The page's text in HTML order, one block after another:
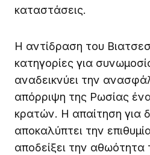
καταστάσεις.
Η αντίδραση του
κατηγορίες για
αναδεικνύει την
απόρριψη της Ρωσίας
κρατών. Η απαίτηση για
αποκαλύπτει την
αποδείξει την αθωότητα